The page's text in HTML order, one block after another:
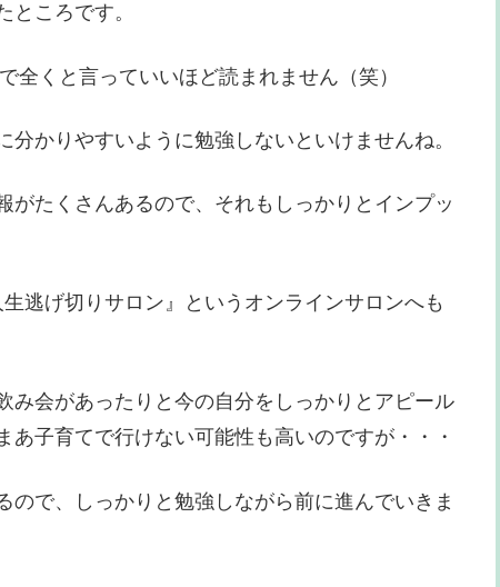
ころです。
全くと言っていいほど読まれません（笑）
かりやすいように勉強しないといけませんね。
たくさんあるので、それもしっかりとインプッ
逃げ切りサロン』というオンラインサロンへも
み会があったりと今の自分をしっかりとアピール
子育てで行けない可能性も高いのですが・・・
で、しっかりと勉強しながら前に進んでいきま